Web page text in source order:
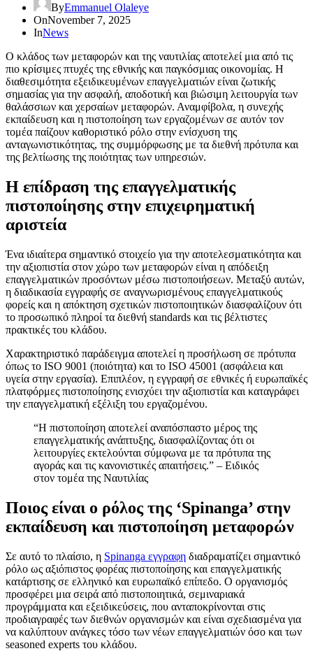
ByEmmanuel Olaleye
OnNovember 7, 2025
InNews
Ο κλάδος των μεταφορών και της ναυτιλίας αποτελεί μια από τις
πιο κρίσιμες πτυχές της εθνικής και παγκόσμιας οικονομίας. Η
διαθεσιμότητα εξειδικευμένων επαγγελματιών είναι ζωτικής
σημασίας για την ασφαλή, αποδοτική και βιώσιμη λειτουργία των
θαλάσσιων και χερσαίων μεταφορών. Αναμφίβολα, η συνεχής
εκπαίδευση και η πιστοποίηση των εργαζομένων σε αυτόν τον
τομέα παίζουν καθοριστικό ρόλο στην ενίσχυση της
ανταγωνιστικότητας, της συμμόρφωσης με τα διεθνή πρότυπα και
της βελτίωσης της ποιότητας των υπηρεσιών.
Η επίδραση της επαγγελματικής
πιστοποίησης στην επιχειρηματική
αριστεία
Ένα ιδιαίτερα σημαντικό στοιχείο για την αποτελεσματικότητα και
την αξιοπιστία στον χώρο των μεταφορών είναι η απόδειξη
επαγγελματικών προσόντων μέσω πιστοποιήσεων. Μεταξύ αυτών,
η διαδικασία εγγραφής σε αναγνωρισμένους επαγγελματικούς
φορείς και η απόκτηση σχετικών πιστοποιητικών διασφαλίζουν ότι
το προσωπικό πληροί τα διεθνή standards και τις βέλτιστες
πρακτικές του κλάδου.
Χαρακτηριστικό παράδειγμα αποτελεί η προσήλωση σε πρότυπα
όπως το ISO 9001 (ποιότητα) και το ISO 45001 (ασφάλεια και
υγεία στην εργασία). Επιπλέον, η εγγραφή σε εθνικές ή ευρωπαϊκές
πλατφόρμες πιστοποίησης ενισχύει την αξιοπιστία και καταγράφει
την επαγγελματική εξέλιξη του εργαζομένου.
“Η πιστοποίηση αποτελεί αναπόσπαστο μέρος της
επαγγελματικής ανάπτυξης, διασφαλίζοντας ότι οι
λειτουργίες εκτελούνται σύμφωνα με τα πρότυπα της
αγοράς και τις κανονιστικές απαιτήσεις.” – Ειδικός
στον τομέα της Ναυτιλίας
Ποιος είναι ο ρόλος της ‘Spinanga’ στην
εκπαίδευση και πιστοποίηση μεταφορών
Σε αυτό το πλαίσιο, η Spinanga εγγραφη διαδραματίζει σημαντικό
ρόλο ως αξιόπιστος φορέας πιστοποίησης και επαγγελματικής
κατάρτισης σε ελληνικό και ευρωπαϊκό επίπεδο. Ο οργανισμός
προσφέρει μια σειρά από πιστοποιητικά, σεμιναριακά
προγράμματα και εξειδικεύσεις, που ανταποκρίνονται στις
προδιαγραφές των διεθνών οργανισμών και είναι σχεδιασμένα για
να καλύπτουν ανάγκες τόσο των νέων επαγγελματιών όσο και των
seasoned experts του κλάδου.